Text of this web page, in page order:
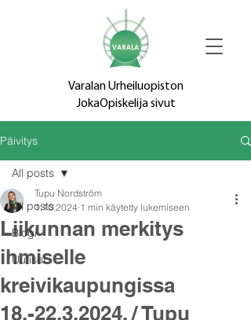
Varalan Urheiluopiston
JokaOpiskelija sivut
Päivitys
All posts
Blogi
Uutiset
All posts
Liikunnan merkitys
ihmiselle
kreivikaupungissa
18.-22.3.2024. / Tupu
Tupu Nordström
1.10.2024 1 min käytetty lukemiseen